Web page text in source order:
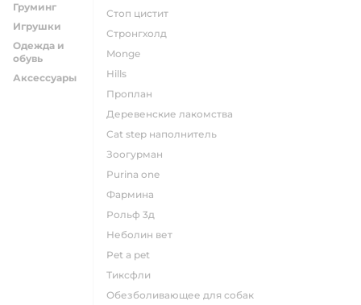
Груминг
Игрушки
Одежда и
обувь
Аксессуары
стоп цистит
стронгхолд
monge
hills
проплан
деревенские лакомства
cat step наполнитель
зоогурман
purina one
фармина
рольф 3д
неболин вет
pet a pet
тиксфли
обезболивающее для собак